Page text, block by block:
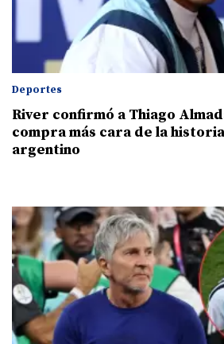
Deportes
River confirmó a Thiago
compra más cara de la
argentino